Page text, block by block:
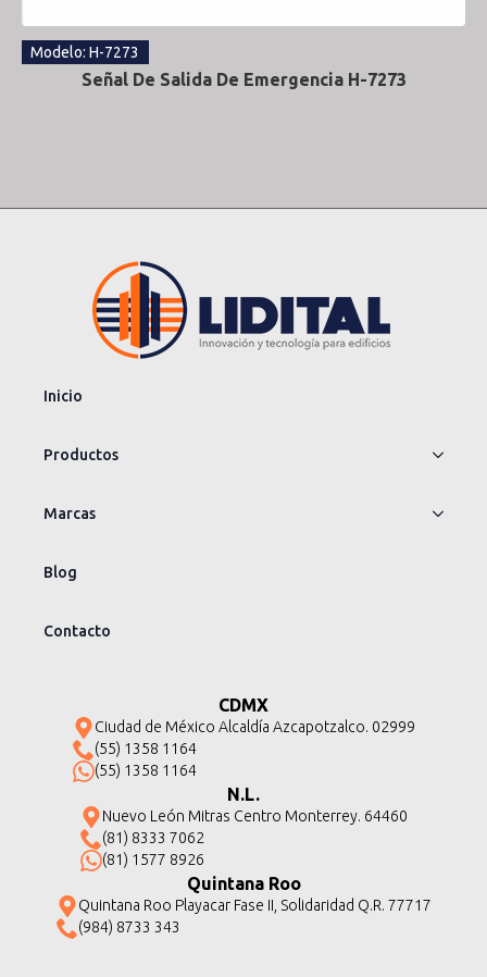
Modelo: H-7273
Señal De Salida De Emergencia H-7273
Inicio
Productos
Marcas
Blog
Contacto
CDMX
Ciudad de México Alcaldía Azcapotzalco. 02999
(55) 1358 1164
(55) 1358 1164
N.L.
Nuevo León Mitras Centro Monterrey. 64460
(81) 8333 7062
(81) 1577 8926
Quintana Roo
Quintana Roo Playacar Fase II, Solidaridad Q.R. 77717
(984) 8733 343